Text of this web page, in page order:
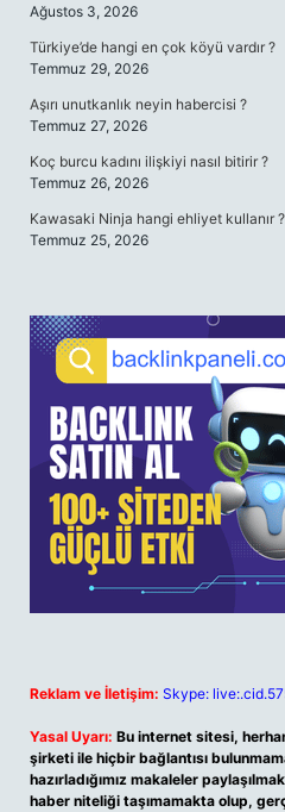
Ağustos 3, 2026
Türkiye’de hangi en çok köyü vardır ?
Temmuz 29, 2026
Aşırı unutkanlık neyin habercisi ?
Temmuz 27, 2026
Koç burcu kadını ilişkiyi nasıl bitirir ?
Temmuz 26, 2026
Kawasaki Ninja hangi ehliyet kullanır ?
Temmuz 25, 2026
Reklam ve İletişim: Skype:
Yasal Uyarı: Bu internet sitesi,
şirketi ile hiçbir bağlantısı
hazırladığımız makaleler
haber niteliği taşımamakta olup,